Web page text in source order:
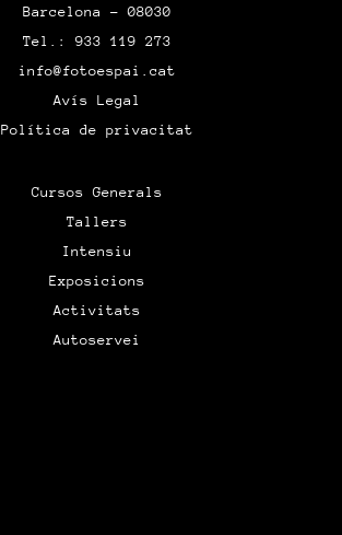
Barcelona – 08030
Tel.: 933 119 273
info@fotoespai.cat
Avís Legal
Política de privacitat
Cursos Generals
Tallers
Intensiu
Exposicions
Activitats
Autoservei